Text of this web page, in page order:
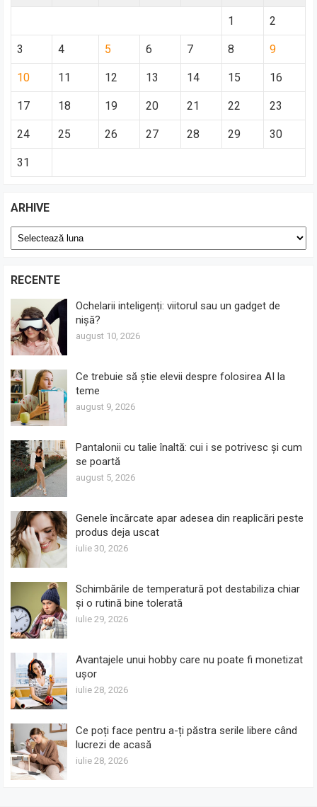
1 2
3 4 5 6 7 8 9
10 11 12 13 14 15 16
17 18 19 20 21 22 23
24 25 26 27 28 29 30
31
ARHIVE
Arhive
RECENTE
Ochelarii inteligenți: viitorul sau un gadget de
nișă?
august 10, 2026
Ce trebuie să știe elevii despre folosirea AI la
teme
august 9, 2026
Pantalonii cu talie înaltă: cui i se potrivesc și cum
se poartă
august 5, 2026
Genele încărcate apar adesea din reaplicări peste
produs deja uscat
iulie 30, 2026
Schimbările de temperatură pot destabiliza chiar
și o rutină bine tolerată
iulie 29, 2026
Avantajele unui hobby care nu poate fi monetizat
ușor
iulie 28, 2026
Ce poți face pentru a-ți păstra serile libere când
lucrezi de acasă
iulie 28, 2026